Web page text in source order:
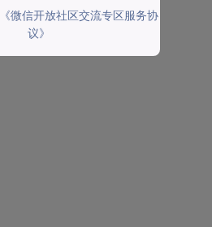
《微信开放社区交流专区服务协
议》